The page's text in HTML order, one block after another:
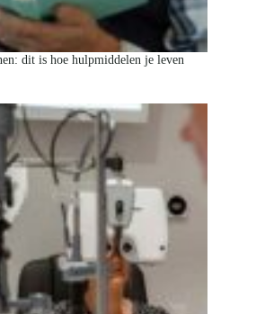
dit is hoe hulpmiddelen je leven